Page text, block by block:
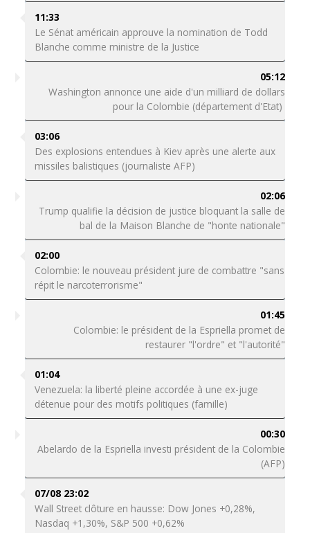
11:33
Le Sénat américain approuve la nomination de Todd
Blanche comme ministre de la Justice
05:12
Washington annonce une aide d'un milliard de dollars
pour la Colombie (département d'Etat)
03:06
Des explosions entendues à Kiev après une alerte aux
missiles balistiques (journaliste AFP)
02:06
Trump qualifie la décision de justice bloquant la salle de
bal de la Maison Blanche de "honte nationale"
02:00
Colombie: le nouveau président jure de combattre "sans
répit le narcoterrorisme"
01:45
Colombie: le président de la Espriella promet de
restaurer "l'ordre" et "l'autorité"
01:04
Venezuela: la liberté pleine accordée à une ex-juge
détenue pour des motifs politiques (famille)
00:30
Abelardo de la Espriella investi président de la Colombie
(AFP)
07/08 23:02
Wall Street clôture en hausse: Dow Jones +0,28%,
Nasdaq +1,30%, S&P 500 +0,62%